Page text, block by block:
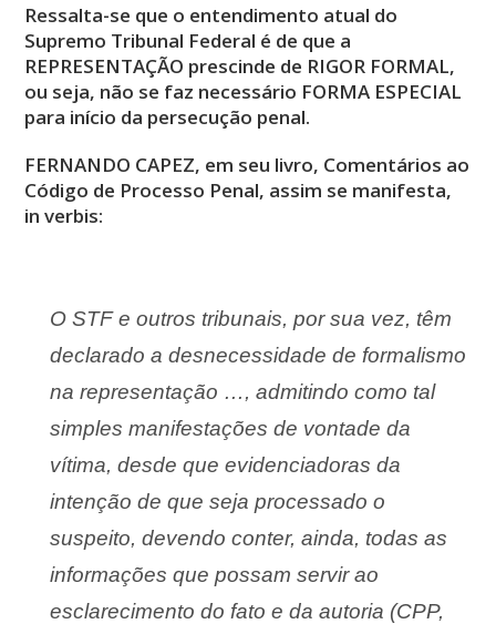
Ressalta-se que o entendimento atual do
Supremo Tribunal Federal é de que a
REPRESENTAÇÃO prescinde de RIGOR FORMAL,
ou seja, não se faz necessário FORMA ESPECIAL
para início da persecução penal.
FERNANDO CAPEZ, em seu livro, Comentários ao
Código de Processo Penal, assim se manifesta,
in verbis:
O STF e outros tribunais, por sua vez, têm
declarado a desnecessidade de formalismo
na representação …, admitindo como tal
simples manifestações de vontade da
vítima, desde que evidenciadoras da
intenção de que seja processado o
suspeito, devendo conter, ainda, todas as
informações que possam servir ao
esclarecimento do fato e da autoria (CPP,